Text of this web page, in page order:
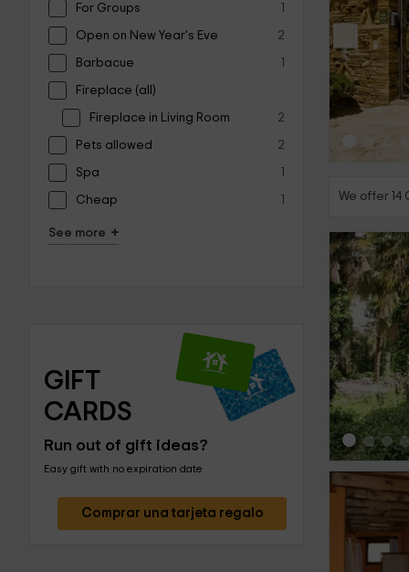
For Groups 1
Open on New Year's Eve 2
Barbacue 1
Fireplace (all)
Fireplace in Living Room 2
Pets allowed 2
Spa 1
Cheap 1
See more +
GIFT
CARDS
Run out of gift ideas?
Easy gift with no expiration date
Comprar una tarjeta regalo
‹
We offer
‹